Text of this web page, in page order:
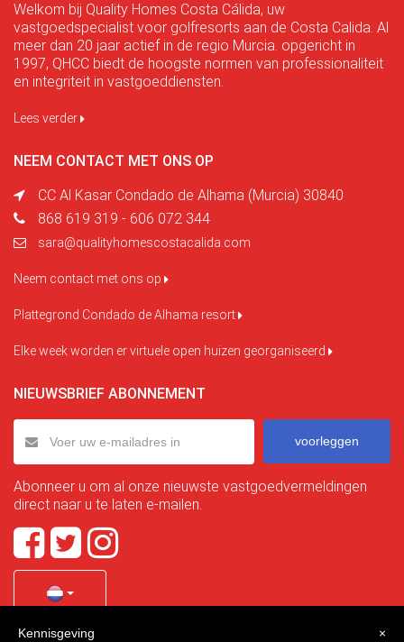
Welkom bij Quality Homes Costa Cálida, uw
vastgoedspecialist voor golfresorts aan de Costa Calida. Al
meer dan 20 jaar actief in de regio Murcia. opgericht in
1997, QHCC biedt de hoogste normen van professionaliteit
en integriteit in vastgoeddiensten.
Lees verder
NEEM CONTACT MET ONS OP
CC Al Kasar Condado de Alhama (Murcia) 30840
868 619 319 - 606 072 344
sara@qualityhomescostacalida.com
Neem contact met ons op
Plattegrond Condado de Alhama resort
Elke week worden er virtuele open huizen georganiseerd
NIEUWSBRIEF ABONNEMENT
voorleggen
Abonneer u om al onze nieuwste vastgoedvermeldingen
direct naar u te laten e-mailen.
×
Kennisgeving